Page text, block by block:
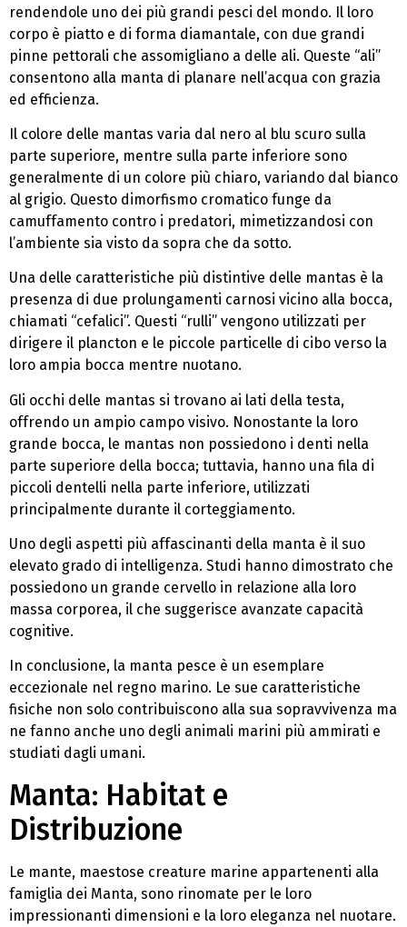
rendendole uno dei più grandi pesci del mondo. Il loro
corpo è piatto e di forma diamantale, con due grandi
pinne pettorali che assomigliano a delle ali. Queste “ali”
consentono alla manta di planare nell’acqua con grazia
ed efficienza.
Il colore delle mantas varia dal nero al blu scuro sulla
parte superiore, mentre sulla parte inferiore sono
generalmente di un colore più chiaro, variando dal bianco
al grigio. Questo dimorfismo cromatico funge da
camuffamento contro i predatori, mimetizzandosi con
l’ambiente sia visto da sopra che da sotto.
Una delle caratteristiche più distintive delle mantas è la
presenza di due prolungamenti carnosi vicino alla bocca,
chiamati “cefalici”. Questi “rulli” vengono utilizzati per
dirigere il plancton e le piccole particelle di cibo verso la
loro ampia bocca mentre nuotano.
Gli occhi delle mantas si trovano ai lati della testa,
offrendo un ampio campo visivo. Nonostante la loro
grande bocca, le mantas non possiedono i denti nella
parte superiore della bocca; tuttavia, hanno una fila di
piccoli dentelli nella parte inferiore, utilizzati
principalmente durante il corteggiamento.
Uno degli aspetti più affascinanti della manta è il suo
elevato grado di intelligenza. Studi hanno dimostrato che
possiedono un grande cervello in relazione alla loro
massa corporea, il che suggerisce avanzate capacità
cognitive.
In conclusione, la manta pesce è un esemplare
eccezionale nel regno marino. Le sue caratteristiche
fisiche non solo contribuiscono alla sua sopravvivenza ma
ne fanno anche uno degli animali marini più ammirati e
studiati dagli umani.
Manta: Habitat e
Distribuzione
Le mante, maestose creature marine appartenenti alla
famiglia dei Manta, sono rinomate per le loro
impressionanti dimensioni e la loro eleganza nel nuotare.